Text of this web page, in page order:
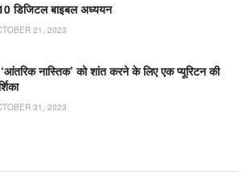
10 डिजिटल बाइबल अध्ययन
21, 2023
‘आंतरिक नास्तिक’ को शांत करने के लिए एक प्यूरिटन की
31, 2023